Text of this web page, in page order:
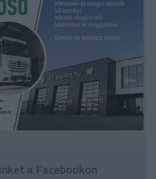
a Facebookon